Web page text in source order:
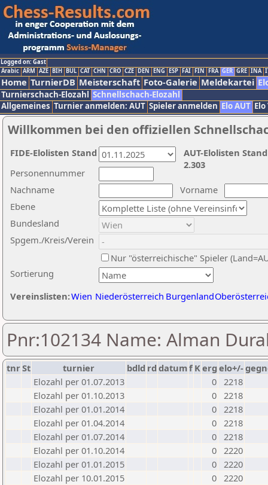
Logged on: Gast
Arabic ARM AZE BIH BUL CAT CHN CRO CZE DEN ENG ESP FAI FIN FRA GER GRE INA
Home TurnierDB Meisterschaft Foto-Galerie Meldekartei
Turnierschach-Elozahl Schnellschach-Elozahl
Allgemeines Turnier anmelden: AUT Spieler anmelden Elo AUT
Willkommen bei den offiziellen
Nachname
Vorname
Ebene
Sortierung
Personennummer
Bundesland
Spgem./Kreis/Verein
Nur "österreichische" Spieler
Vereinslisten:Wien Niederösterreich Burgenland
AUT-Elolisten
2.303
FIDE-Elolisten Stand
Pnr:102134 Name: Alman
tnrSt turnier bdld rd datumf Kerg elo+/-
Elozahl per 01.07.2013
0 2218
Elozahl per 01.10.2013
0 2218
Elozahl per 01.01.2014
0 2218
Elozahl per 01.04.2014
0 2218
Elozahl per 01.07.2014
0 2218
Elozahl per 01.10.2014
0 2220
Elozahl per 01.01.2015
0 2220
Elozahl per 10.01.2015
0 2220